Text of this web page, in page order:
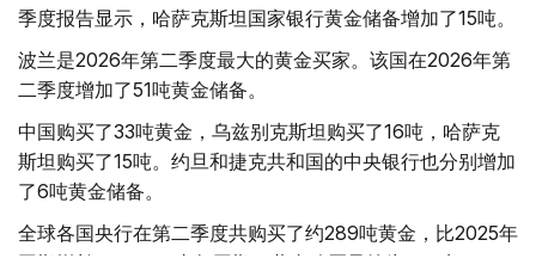
季度报告显示，哈萨克斯坦国家银行黄金储备增加了15吨。
波兰是2026年第二季度最大的黄金买家。该国在2026年第
二季度增加了51吨黄金储备。
中国购买了33吨黄金，乌兹别克斯坦购买了16吨，哈萨克
斯坦购买了15吨。约旦和捷克共和国的中央银行也分别增加
了6吨黄金储备。
全球各国央行在第二季度共购买了约289吨黄金，比2025年
同期增长了62%。去年同期，黄金购买量约为178吨。